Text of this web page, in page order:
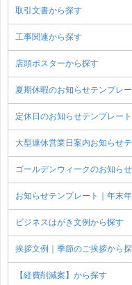
取引文書から探す
工事関連から探す
店頭ポスターから探す
夏期休暇のお知らせテンプレ
定休日のお知らせテンプレー
大型連休営業日案内お知らせ
ゴールデンウィークのお知ら
お知らせテンプレート｜年末
ビジネスはがき文例から探す
挨拶文例｜季節のご挨拶から
【経費削減案】から探す